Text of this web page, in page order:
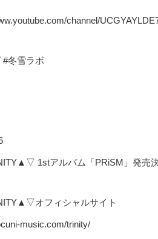
channel/
#冬雪ラボ
1stアルバム「PRiSM」発売決
オフィシャルサイト
music.com/trinity/